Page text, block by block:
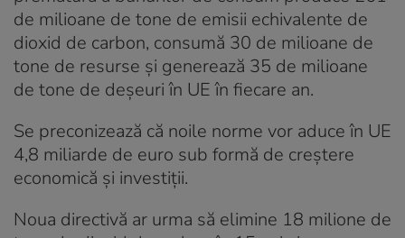
de milioane de tone de emisii echivalente de
dioxid de carbon, consumă 30 de milioane de
tone de resurse și generează 35 de milioane
de tone de deșeuri în UE în fiecare an.
Se preconizează că noile norme vor aduce în UE
4,8 miliarde de euro sub formă de creștere
economică și investiții.
Noua directivă ar urma să elimine 18 milione de